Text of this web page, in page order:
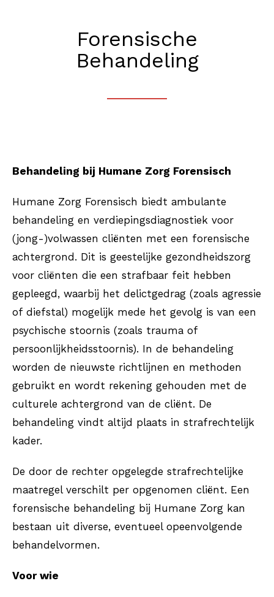
Forensische
Behandeling
Behandeling bij Humane Zorg Forensisch
Humane Zorg Forensisch biedt ambulante
behandeling en verdiepingsdiagnostiek voor
(jong-)volwassen cliënten met een forensische
achtergrond. Dit is geestelijke gezondheidszorg
voor cliënten die een strafbaar feit hebben
gepleegd, waarbij het delictgedrag (zoals agressie
of diefstal) mogelijk mede het gevolg is van een
psychische stoornis (zoals trauma of
persoonlijkheidsstoornis). In de behandeling
worden de nieuwste richtlijnen en methoden
gebruikt en wordt rekening gehouden met de
culturele achtergrond van de cliënt. De
behandeling vindt altijd plaats in strafrechtelijk
kader.
De door de rechter opgelegde strafrechtelijke
maatregel verschilt per opgenomen cliënt. Een
forensische behandeling bij Humane Zorg kan
bestaan uit diverse, eventueel opeenvolgende
behandelvormen.
Voor wie